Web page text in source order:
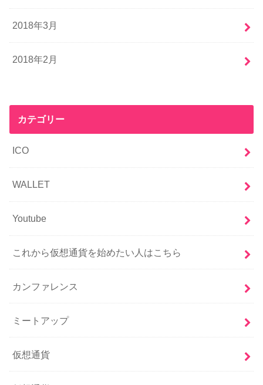
2018年3月
2018年2月
カテゴリー
ICO
WALLET
Youtube
これから仮想通貨を始めたい人はこちら
カンファレンス
ミートアップ
仮想通貨